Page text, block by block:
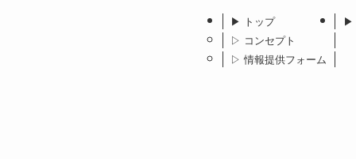
▶︎ トップ
▷ コンセプト
▷ 情報提供フォーム
▶︎